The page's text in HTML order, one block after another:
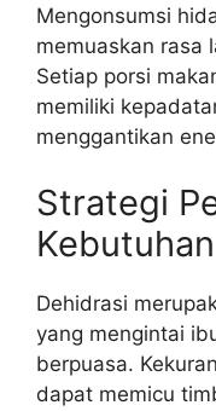
Mengonsumsi
memuaskan rasa
Setiap porsi
memiliki
menggantikan
Strategi
Dehidrasi
yang mengintai
berpuasa.
dapat memicu